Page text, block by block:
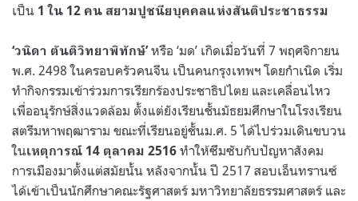
เป็น 1 ใน 12 คน สยามปูชนียบุคคลแห่งสันติประชาธรรม
‘วนิดา ตันติวิทยาพิทักษ์’หรือ ‘มด’ เกิดเมื่อวันที่ 7 พฤศจิกายน
พ.ศ. 2498 ในครอบครัวคนจีน เป็นคนกรุงเทพฯ โดยกำเนิด เริ่ม
ทำกิจกรรมเข้าร่วมการเรียกร้องประชาธิปไตย และเคลื่อนไหว
เพื่ออนุรักษ์สิ่งแวดล้อม ตั้งแต่ยังเรียนชั้นมัธยมศึกษาในโรงเรียน
สตรีมหาพฤฒาราม ขณะที่เรียนอยู่ชั้นม.ศ. 5 ได้ไปร่วมเดินขบวน
ในเหตุการณ์ 14 ตุลาคม 2516 ทำให้ซึมซับกับปัญหาสังคม
การเมืองมาตั้งแต่สมัยนั้น หลังจากนั้น ปี 2517 สอบเอ็นทรานซ์
ได้เข้าเป็นนักศึกษาคณะรัฐศาสตร์ มหาวิทยาลัยธรรมศาสตร์ และ